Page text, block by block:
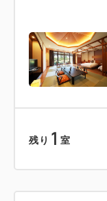
残り 1 室